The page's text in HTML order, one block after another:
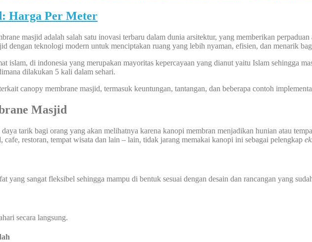
Harga Per Meter
masjid adalah salah satu inovasi terbaru dalam dunia arsitektur, yang memberikan
dengan teknologi modern untuk menciptakan ruang yang lebih nyaman, efisien, dan menarik
islam, di indonesia yang merupakan mayoritas kepercayaan yang dianut yaitu Islam sehingga
dilakukan 5 kali dalam sehari.
canopy membrane masjid, termasuk keuntungan, tantangan, dan beberapa contoh
Masjid
tarik bagi orang yang akan melihatnya karena kanopi membran menjadikan hunian atau
cafe, restoran, tempat wisata dan lain – lain, tidak jarang memakai kanopi ini sebagai pelengkap
yang sangat fleksibel sehingga mampu di bentuk sesuai dengan desain dan rancangan yang
secara langsung.